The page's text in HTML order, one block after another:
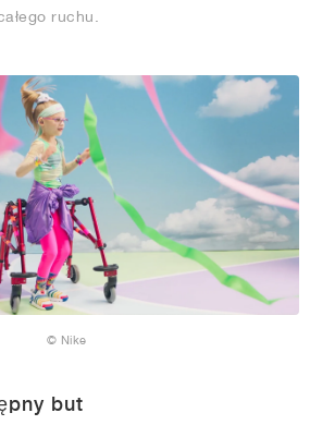
ruchu.
© Nike
but